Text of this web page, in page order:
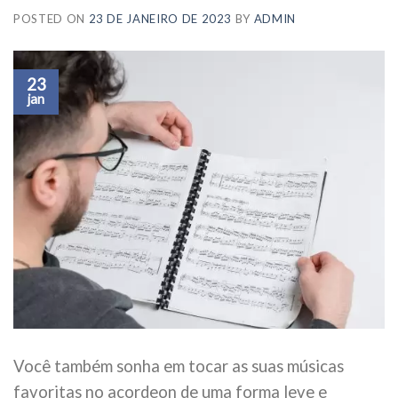
POSTED ON 23 DE JANEIRO DE 2023 BY ADMIN
23
jan
Você também sonha em tocar as suas músicas
favoritas no acordeon de uma forma leve e